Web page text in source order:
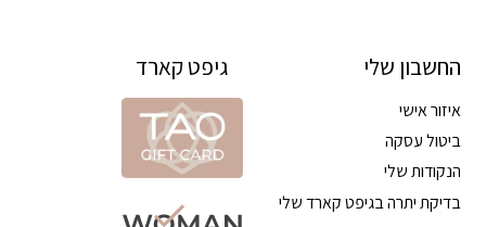
החשבון שלי
איזור אישי
ביטול עסקה
הנקודות שלי
בדיקת יתרה בגיפט קארד שלי
גיפט קארד